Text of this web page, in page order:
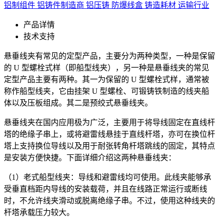
铝制组件 铝铸件制造商 铝压铸 防爆线盒 铸造耗材 运输行业
产品详情
技术支持
悬垂线夹有常见的定型产品，主要分为两种类型，一种是保留
的 U 型螺栓式样（即船型线夹），另一种是悬垂线夹的常见
定型产品主要有两种。其一为保留的 U 型螺栓式样，通常被
称作船型线夹，它由挂架 U 型螺栓、可锻铸铁制造的线夹船
体以及压板组成。其二是预绞式悬垂线夹。
悬垂线夹在国内应用极为广泛，主要用于将导线固定在直线杆
塔的绝缘子串上，或将避雷线悬挂于直线杆塔，亦可在换位杆
塔上支持换位导线以及用于耐张转角杆塔跳线的固定，其特点
是安装方便快捷。下面详细介绍这两种悬垂线夹：
（1）老式船型线夹：导线和避雷线均可使用。此线夹能够承
受垂直档距内导线的安装载荷，并且在线路正常运行或断线
时，不允许线夹滑动或脱离绝缘子串。不过，使用这种线夹的
杆塔承载压力较大。